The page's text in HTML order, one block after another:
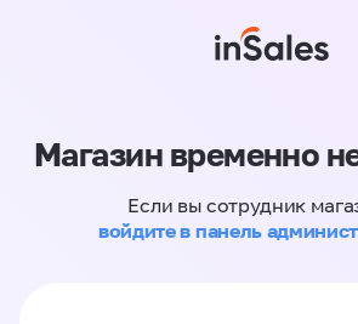
Магазин временно
Если вы сотрудник
войдите в панель